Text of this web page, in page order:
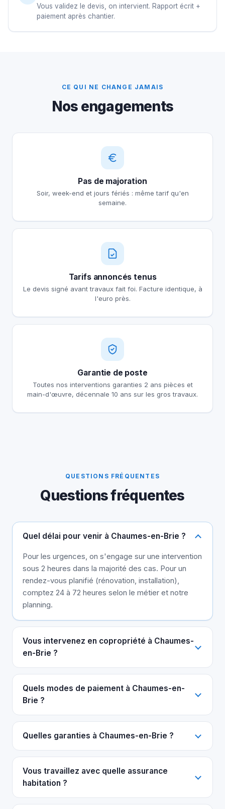
Vous validez le devis, on intervient. Rapport écrit +
paiement après chantier.
CE QUI NE CHANGE JAMAIS
Nos engagements
Pas de majoration
Soir, week-end et jours fériés : même tarif qu'en
semaine.
Tarifs annoncés tenus
Le devis signé avant travaux fait foi. Facture identique, à
l'euro près.
Garantie de poste
Toutes nos interventions garanties 2 ans pièces et
main-d'œuvre, décennale 10 ans sur les gros travaux.
QUESTIONS FRÉQUENTES
Questions fréquentes
Quel délai pour venir à Chaumes-en-Brie ?
Pour les urgences, on s'engage sur une intervention
sous 2 heures dans la majorité des cas. Pour un
rendez-vous planifié (rénovation, installation),
comptez 24 à 72 heures selon le métier et notre
planning.
Vous intervenez en copropriété à Chaumes-
en-Brie ?
Quels modes de paiement à Chaumes-en-
Brie ?
Quelles garanties à Chaumes-en-Brie ?
Vous travaillez avec quelle assurance
habitation ?